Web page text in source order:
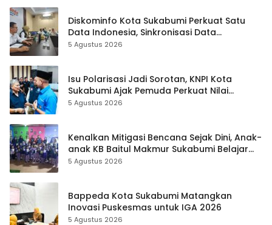
Diskominfo Kota Sukabumi Perkuat Satu
Data Indonesia, Sinkronisasi Data
Kewilayahan Dikebut
5 Agustus 2026
Isu Polarisasi Jadi Sorotan, KNPI Kota
Sukabumi Ajak Pemuda Perkuat Nilai
Kebangsaan
5 Agustus 2026
Kenalkan Mitigasi Bencana Sejak Dini, Anak-
anak KB Baitul Makmur Sukabumi Belajar
Lewat Boneka Tangan
5 Agustus 2026
Bappeda Kota Sukabumi Matangkan
Inovasi Puskesmas untuk IGA 2026
5 Agustus 2026